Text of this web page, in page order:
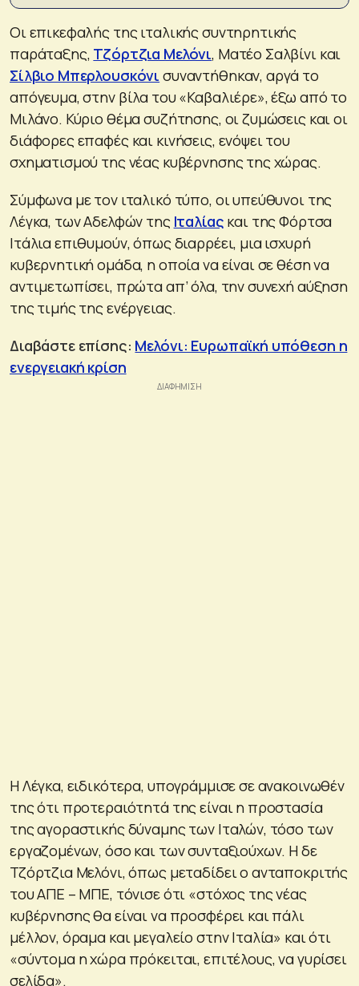
Οι επικεφαλής της ιταλικής συντηρητικής
παράταξης, Τζόρτζια Μελόνι, Ματέο Σαλβίνι και
Σίλβιο Μπερλουσκόνι συναντήθηκαν, αργά το
απόγευμα, στην βίλα του «Καβαλιέρε», έξω από το
Μιλάνο. Κύριο θέμα συζήτησης, οι ζυμώσεις και οι
διάφορες επαφές και κινήσεις, ενόψει του
σχηματισμού της νέας κυβέρνησης της χώρας.
Σύμφωνα με τον ιταλικό τύπο, οι υπεύθυνοι της
Λέγκα, των Αδελφών της Ιταλίας και της Φόρτσα
Ιτάλια επιθυμούν, όπως διαρρέει, μια ισχυρή
κυβερνητική ομάδα, η οποία να είναι σε θέση να
αντιμετωπίσει, πρώτα απ’ όλα, την συνεχή αύξηση
της τιμής της ενέργειας.
Διαβάστε επίσης: Μελόνι: Ευρωπαϊκή υπόθεση η
ενεργειακή κρίση
Η Λέγκα, ειδικότερα, υπογράμμισε σε ανακοινωθέν
της ότι προτεραιότητά της είναι η προστασία
της αγοραστικής δύναμης των Ιταλών, τόσο των
εργαζομένων, όσο και των συνταξιούχων. Η δε
Τζόρτζια Μελόνι, όπως μεταδίδει ο ανταποκριτής
του ΑΠΕ – ΜΠΕ, τόνισε ότι «στόχος της νέας
κυβέρνησης θα είναι να προσφέρει και πάλι
μέλλον, όραμα και μεγαλείο στην Ιταλία» και ότι
«σύντομα η χώρα πρόκειται, επιτέλους, να γυρίσει
σελίδα».